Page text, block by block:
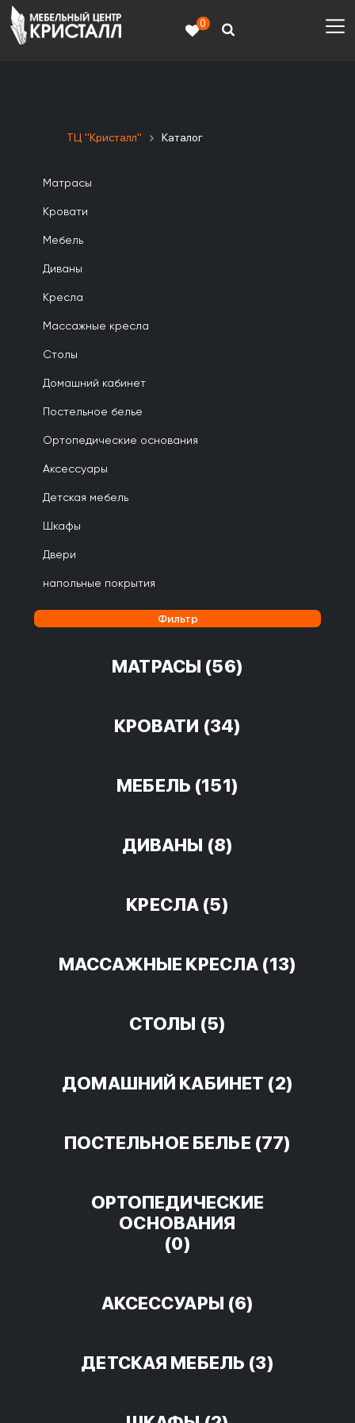
0
ТЦ "Кристалл" Каталог
Матрасы
Кровати
Мебель
Диваны
Кресла
Массажные кресла
Столы
Домашний кабинет
Постельное белье
Ортопедические основания
Аксессуары
Детская мебель
Шкафы
Двери
напольные покрытия
Фильтр
МАТРАСЫ (56)
КРОВАТИ (34)
МЕБЕЛЬ (151)
ДИВАНЫ (8)
КРЕСЛА (5)
МАССАЖНЫЕ КРЕСЛА (13)
СТОЛЫ (5)
ДОМАШНИЙ КАБИНЕТ (2)
ПОСТЕЛЬНОЕ БЕЛЬЕ (77)
ОРТОПЕДИЧЕСКИЕ
ОСНОВАНИЯ
(0)
АКСЕССУАРЫ (6)
ДЕТСКАЯ МЕБЕЛЬ (3)